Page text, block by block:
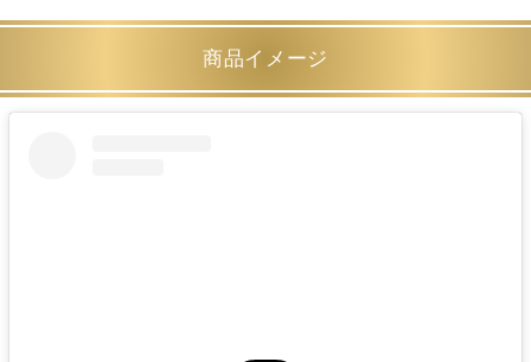
商品イメージ